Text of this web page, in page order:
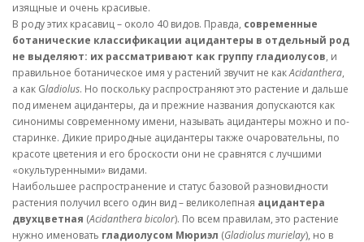
изящные и очень красивые.
В роду этих красавиц – около 40 видов. Правда, современные
ботанические классификации ацидантеры в отдельный род
не выделяют: их рассматривают как группу гладиолусов, и
правильное ботаническое имя у растений звучит не какAcidanthera,
а как Gladiolus. Но поскольку распространяют это растение и дальше
под именем ацидантеры, да и прежние названия допускаются как
синонимы современному имени, называть ацидантеры можно и по-
старинке. Дикие природные ацидантеры также очаровательны, по
красоте цветения и его броскости они не сравнятся с лучшими
«окультуренными» видами.
Наибольшее распространение и статус базовой разновидности
растения получил всего один вид – великолепная ацидантера
двухцветная (Acidanthera bicolor). По всем правилам, это растение
нужно именовать гладиолусом Мюриэл (Gladiolus murielaу), но в